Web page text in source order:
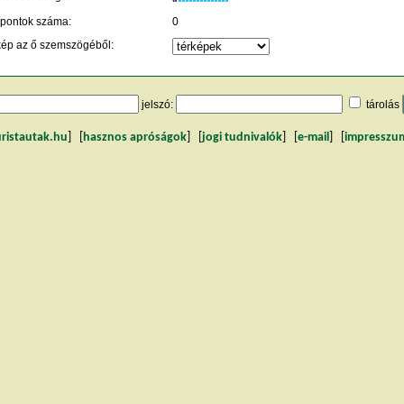
pontok száma:
0
az ő szemszögéből:
jelszó: tárolás
hasznos apróságok jogi tudnivalók e-mail